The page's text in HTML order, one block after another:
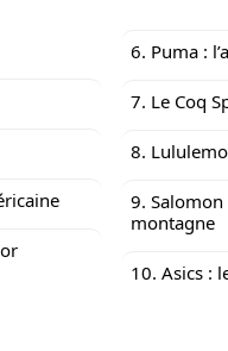
6. Puma :
7. Le Coq
8.
9.
montagne
10. Asics :